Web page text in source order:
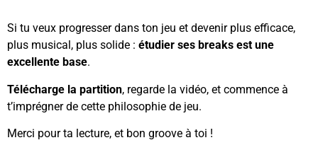
Si tu veux progresser dans ton jeu et devenir plus efficace,
plus musical, plus solide : étudier ses breaks est une
excellente base.
Télécharge la partition, regarde la vidéo, et commence à
t’imprégner de cette philosophie de jeu.
Merci pour ta lecture, et bon groove à toi !